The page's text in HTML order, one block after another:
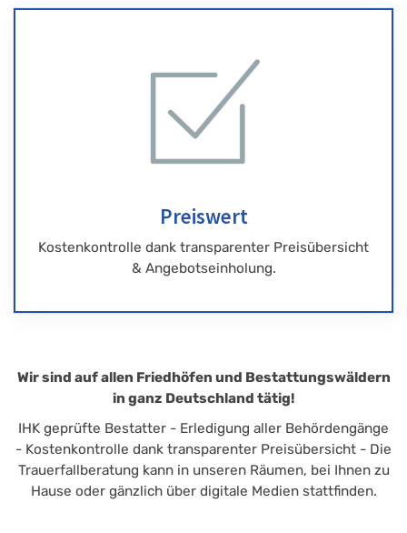
Preiswert
Kostenkontrolle dank transparenter Preisübersicht
& Angebotseinholung.
Wir sind auf allen Friedhöfen und Bestattungswäldern
in ganz Deutschland tätig!
IHK geprüfte Bestatter - Erledigung aller Behördengänge
- Kostenkontrolle dank transparenter Preisübersicht - Die
Trauerfallberatung kann in unseren Räumen, bei Ihnen zu
Hause oder gänzlich über digitale Medien stattfinden.